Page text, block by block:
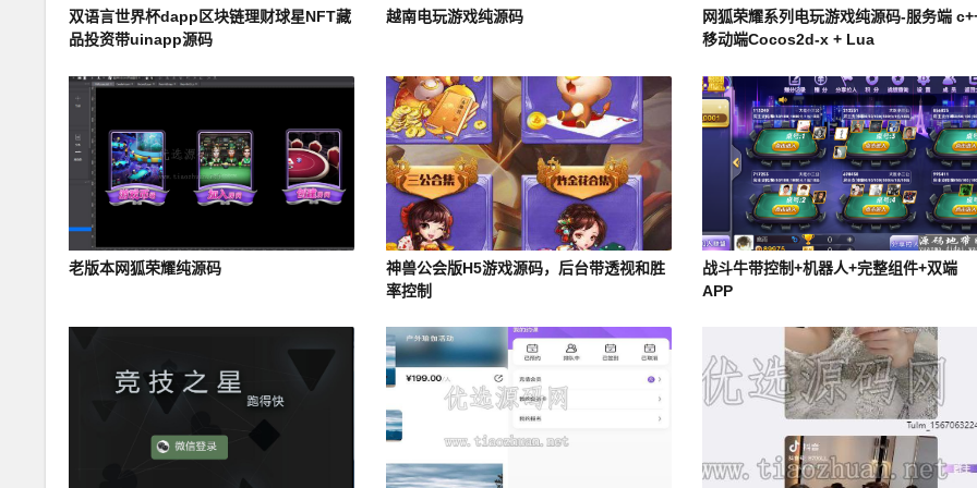
双语言世界杯dapp区块链理财球星NFT藏
品投资带uinapp源码
越南电玩游戏纯源码
网狐荣耀系列电玩游戏纯源码-服务端
移动端Cocos2d-x + Lua
老版本网狐荣耀纯源码
神兽公会版H5游戏源码，后台带透视和胜
率控制
战斗牛带控制+机器人+完整组件+双端
APP